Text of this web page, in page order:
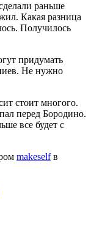
раньше
Какая разница
Получилось
придумать
Не нужно
стоит многого.
перед Бородино.
все будет с
makeselfв